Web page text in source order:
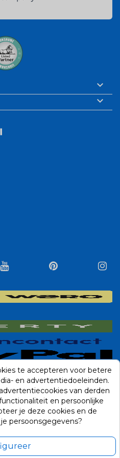


te accepteren voor betere
en advertentiedoeleinden.
van derden
en persoonlijke
je deze cookies en de
persoonsgegevens?